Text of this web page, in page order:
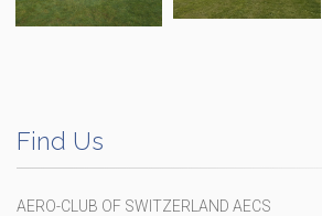
Find Us
AERO-CLUB OF SWITZERLAND AECS